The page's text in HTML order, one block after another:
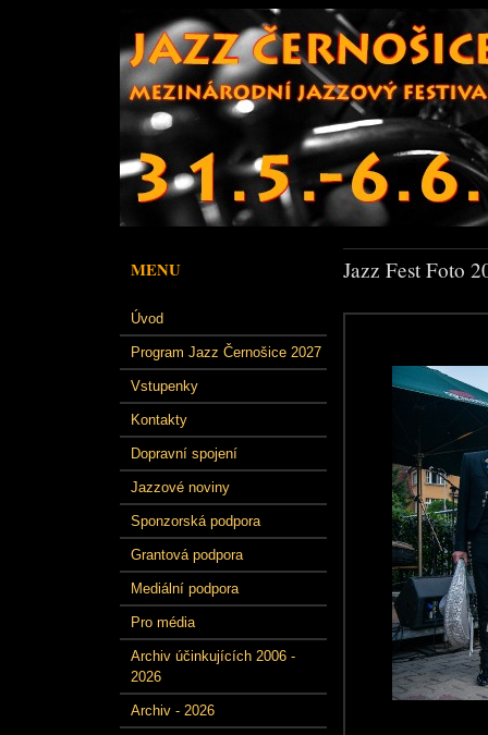
MENU
Úvod
Program Jazz Černošice 2027
Vstupenky
Kontakty
Dopravní spojení
Jazzové noviny
Sponzorská podpora
Grantová podpora
Mediální podpora
Pro média
Archiv účinkujících 2006 -
2026
Archiv - 2026
Jazz Fest Foto